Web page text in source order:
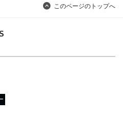
このページのトップへ